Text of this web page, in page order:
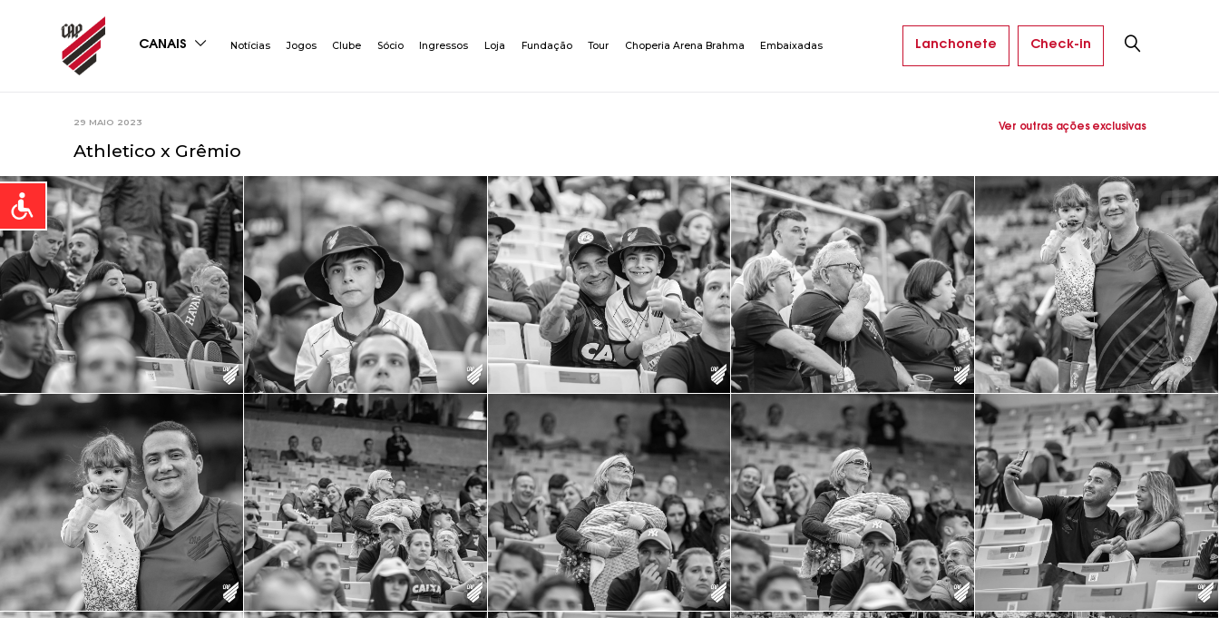
Open toolbar
CANAIS Notícias Jogos Clube Sócio Ingressos Loja Fundação Tour Choperia Arena Brahma Embaixadas Lanchonete Check-in
29 MAIO 2023
Athletico x Grêmio
Ver outras ações exclusivas